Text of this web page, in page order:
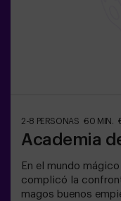
2-8 PERSONAS 60 MIN.
Academia
En el mundo
complicó la
magos buenos